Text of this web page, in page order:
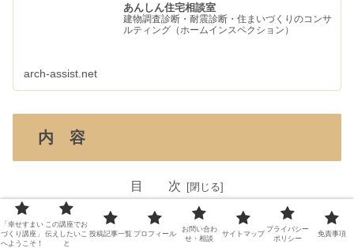
あんしん住宅相談室
建物調査診断・耐震診断・住まいづくりのコンサ
ルティング（ホームインスペクション）
arch-assist.net
内 容
目 次
「コンセント・スイッチ」の電気設備計画
コンセント配置の注意点
「幸せすまい
づくり講座」
へようこそ！
この講座でお
伝えしたいこ
と
投稿記事一覧 プロフィール
お問い合わ
せ・相談
サイトマップ
プライバシー
ポリシー
免責事項